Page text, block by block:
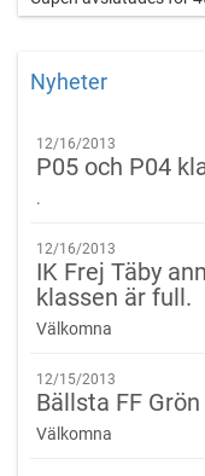
Anmälan: Görs via mail
Vid anmälan ange
anmälningsdag 15
553652532.
Märk inbetalning med
åldersklass. Sista
Nyheter
12/16/2013
P05 och P04
.
12/16/2013
IK Frej Täby
klassen är full.
Välkomna
12/15/2013
Bällsta FF
Välkomna